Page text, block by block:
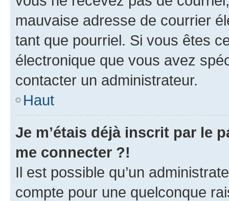
mauvaise adresse de courrier
tant que pourriel. Si vous êtes
électronique que vous avez
contacter un administrateur.
Haut
Je m’étais déjà inscrit par le
me connecter ?!
Il est possible qu’un
compte pour une quelconque